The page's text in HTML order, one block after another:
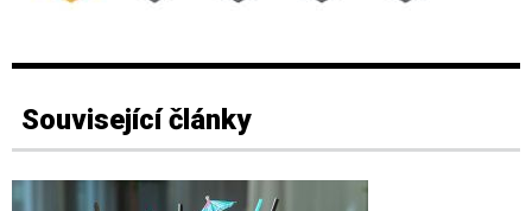
Související články